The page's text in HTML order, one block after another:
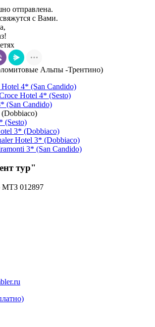
отправлена.
с Вами.
Альпы -Трентино)
Hotel 4* (San Candido)
Hotel 4* (Sesto)
(San Candido)
(Sesto)
3* (Dobbiaco)
Hotel 3* (Dobbiaco)
3* (San Candido)
тур"
МТЗ 012897